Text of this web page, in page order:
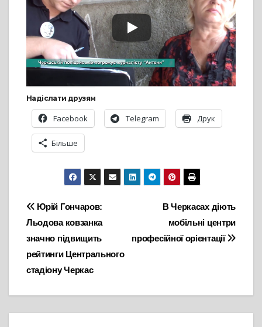
Надіслати друзям
Facebook Telegram Друк
Більше
Навігація
записів
В Черкасах діють
мобільні центри
професійної орієнтації
Юрій Гончаров:
Льодова ковзанка
значно підвищить
рейтинги Центрального
стадіону Черкас